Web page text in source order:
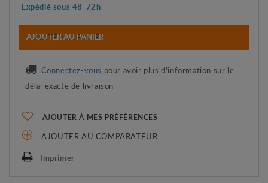
Expédié sous 48-72h
AJOUTER AU PANIER
Connectez-vous pour avoir plus d'information sur le
délai exacte de livraison
AJOUTER À MES PRÉFÉRENCES
AJOUTER AU COMPARATEUR
Imprimer